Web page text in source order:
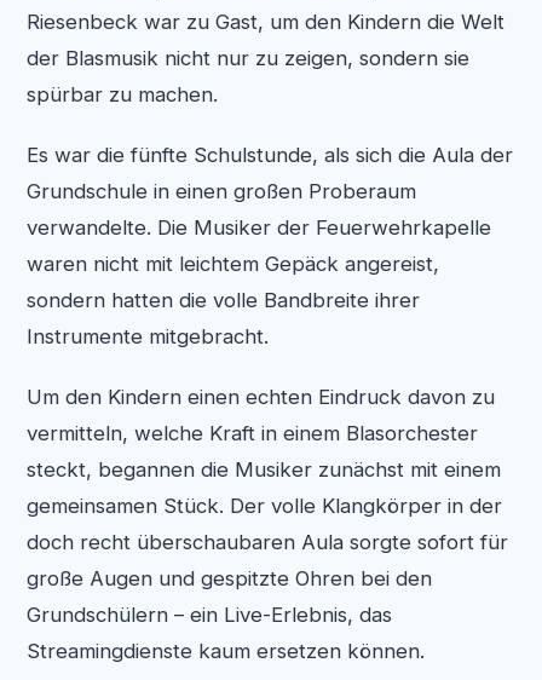
Riesenbeck war zu Gast, um den Kindern die Welt
der Blasmusik nicht nur zu zeigen, sondern sie
spürbar zu machen.
Es war die fünfte Schulstunde, als sich die Aula der
Grundschule in einen großen Proberaum
verwandelte. Die Musiker der Feuerwehrkapelle
waren nicht mit leichtem Gepäck angereist,
sondern hatten die volle Bandbreite ihrer
Instrumente mitgebracht.
Um den Kindern einen echten Eindruck davon zu
vermitteln, welche Kraft in einem Blasorchester
steckt, begannen die Musiker zunächst mit einem
gemeinsamen Stück. Der volle Klangkörper in der
doch recht überschaubaren Aula sorgte sofort für
große Augen und gespitzte Ohren bei den
Grundschülern – ein Live-Erlebnis, das
Streamingdienste kaum ersetzen können.